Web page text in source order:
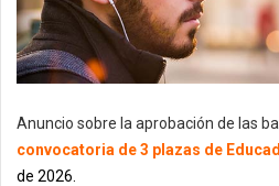
Anuncio sobre la aprobación de las
convocatoria de 3 plazas de
de 2026.